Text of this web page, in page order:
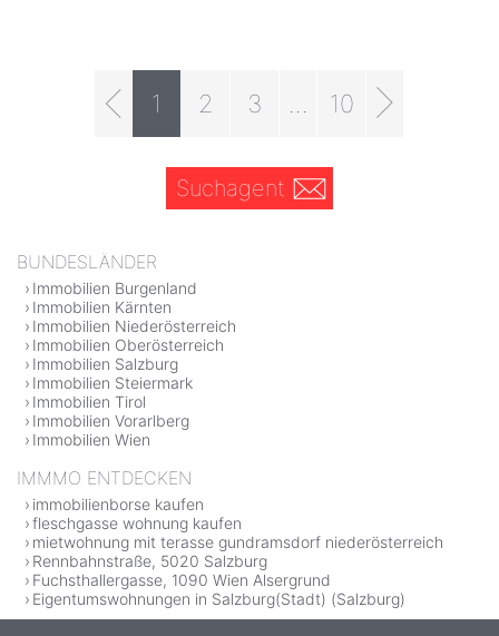
1 2 3 10
Suchagent
BUNDESLÄNDER
Immobilien Burgenland
Immobilien Kärnten
Immobilien Niederösterreich
Immobilien Oberösterreich
Immobilien Salzburg
Immobilien Steiermark
Immobilien Tirol
Immobilien Vorarlberg
Immobilien Wien
IMMMO ENTDECKEN
immobilienborse kaufen
fleschgasse wohnung kaufen
mietwohnung mit terasse gundramsdorf niederösterreich
Rennbahnstraße, 5020 Salzburg
Fuchsthallergasse, 1090 Wien Alsergrund
Eigentumswohnungen in Salzburg(Stadt) (Salzburg)